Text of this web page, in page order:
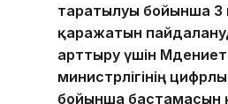
таратылуы бойынша
қаражатын
арттыру үшін
министрлігінің
бойынша бастамасын